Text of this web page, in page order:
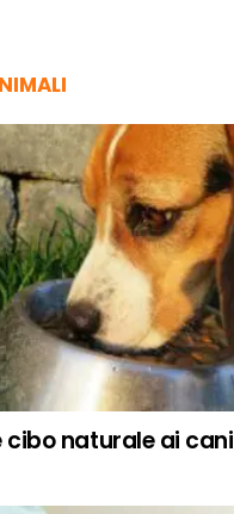
cibo naturale ai cani